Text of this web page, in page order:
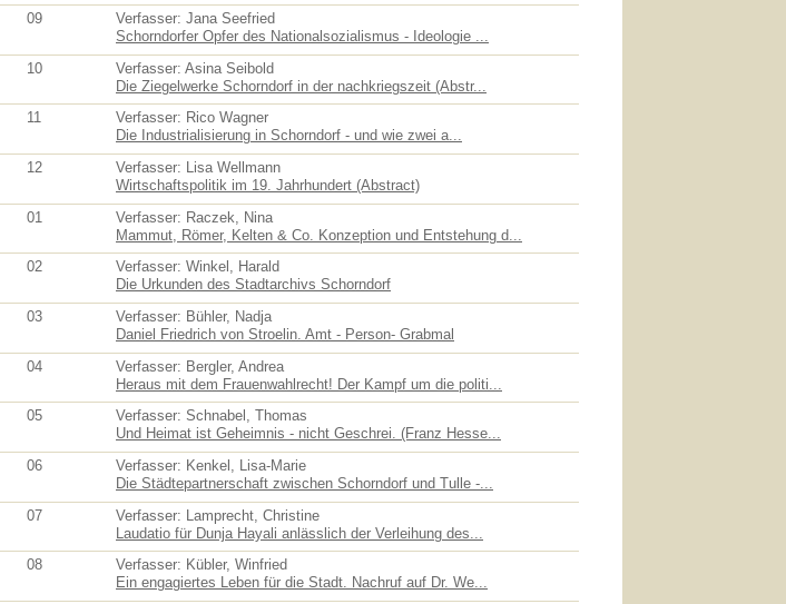
09
Verfasser: Jana Seefried
Schorndorfer Opfer des Nationalsozialismus - Ideologie ...
10
Verfasser: Asina Seibold
Die Ziegelwerke Schorndorf in der nachkriegszeit (Abstr...
11
Verfasser: Rico Wagner
Die Industrialisierung in Schorndorf - und wie zwei a...
12
Verfasser: Lisa Wellmann
Wirtschaftspolitik im 19. Jahrhundert (Abstract)
01
Verfasser: Raczek, Nina
Mammut, Römer, Kelten & Co. Konzeption und Entstehung d...
02
Verfasser: Winkel, Harald
Die Urkunden des Stadtarchivs Schorndorf
03
Verfasser: Bühler, Nadja
Daniel Friedrich von Stroelin. Amt - Person- Grabmal
04
Verfasser: Bergler, Andrea
Heraus mit dem Frauenwahlrecht! Der Kampf um die politi...
05
Verfasser: Schnabel, Thomas
Und Heimat ist Geheimnis - nicht Geschrei. (Franz Hesse...
06
Verfasser: Kenkel, Lisa-Marie
Die Städtepartnerschaft zwischen Schorndorf und Tulle -...
07
Verfasser: Lamprecht, Christine
Laudatio für Dunja Hayali anlässlich der Verleihung des...
08
Verfasser: Kübler, Winfried
Ein engagiertes Leben für die Stadt. Nachruf auf Dr. We...